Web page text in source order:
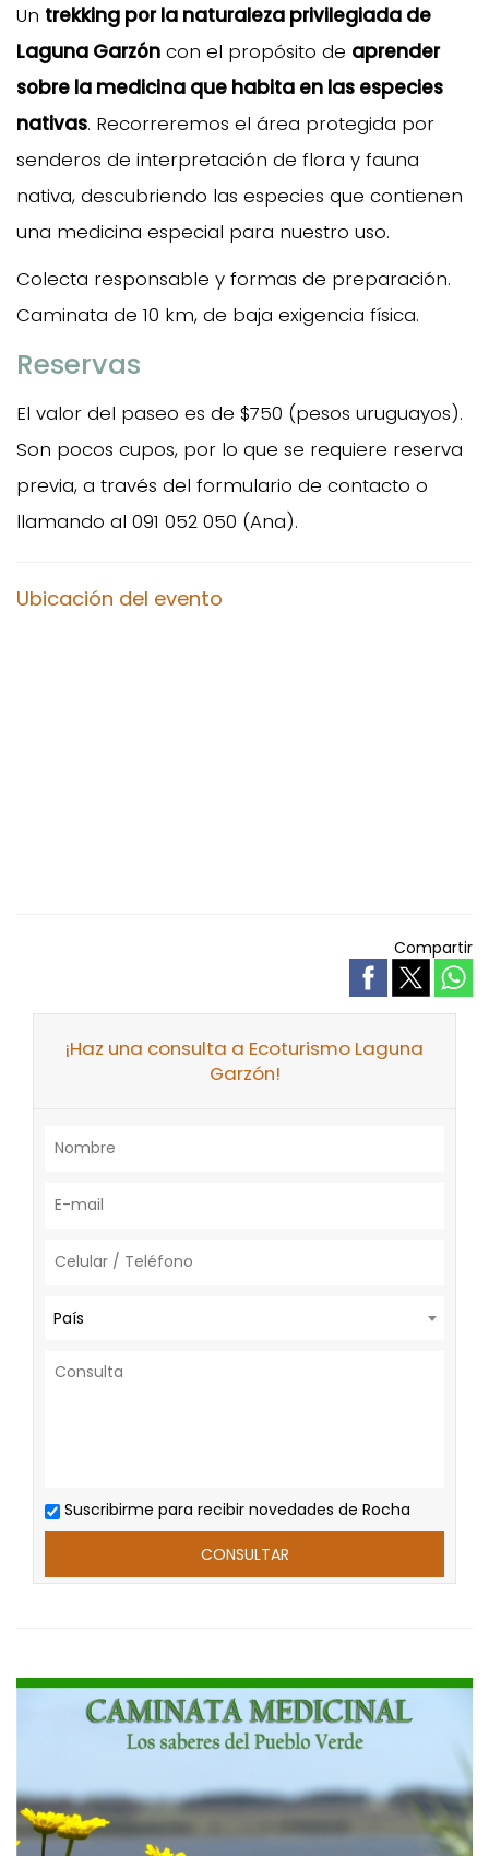
Un trekking por la naturaleza privilegiada de
Laguna Garzón con el propósito de aprender
sobre la medicina que habita en las especies
nativas. Recorreremos el área protegida por
senderos de interpretación de flora y fauna
nativa, descubriendo las especies que contienen
una medicina especial para nuestro uso.
Colecta responsable y formas de preparación.
Caminata de 10 km, de baja exigencia física.
Reservas
El valor del paseo es de $750 (pesos uruguayos).
Son pocos cupos, por lo que se requiere reserva
previa, a través del formulario de contacto o
llamando al 091 052 050 (Ana).
Ubicación del evento
Compartir
¡Haz una consulta a Ecoturismo Laguna
Garzón!
País
Suscribirme para recibir novedades de Rocha